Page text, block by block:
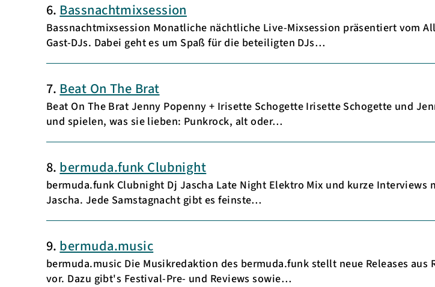
6. Bassnachtmixsession
Bassnachtmixsession Monatliche nächtliche Live-Mixsession präsentiert vom
Gast-DJs. Dabei geht es um Spaß für die beteiligten DJs…
7. Beat On The Brat
Beat On The Brat Jenny Popenny + Irisette Schogette Irisette Schogette und
und spielen, was sie lieben: Punkrock, alt oder…
8. bermuda.funk Clubnight
bermuda.funk Clubnight Dj Jascha Late Night Elektro Mix und kurze
Jascha. Jede Samstagnacht gibt es feinste…
9. bermuda.music
bermuda.music Die Musikredaktion des bermuda.funk stellt neue Releases
vor. Dazu gibt's Festival-Pre- und Reviews sowie…